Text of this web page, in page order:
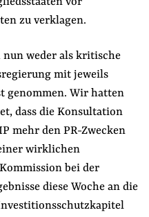
zu verklagen.
weder als kritische
mit jeweils
genommen. Wir hatten
dass die Konsultation
mehr den PR-Zwecken
wirklichen
bei der
diese Woche an die